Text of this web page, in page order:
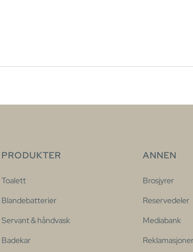
PRODUKTER
Toalett
Blandebatterier
Servant & håndvask
Badekar
ANNEN
Brosjyrer
Reservedeler
Mediabank